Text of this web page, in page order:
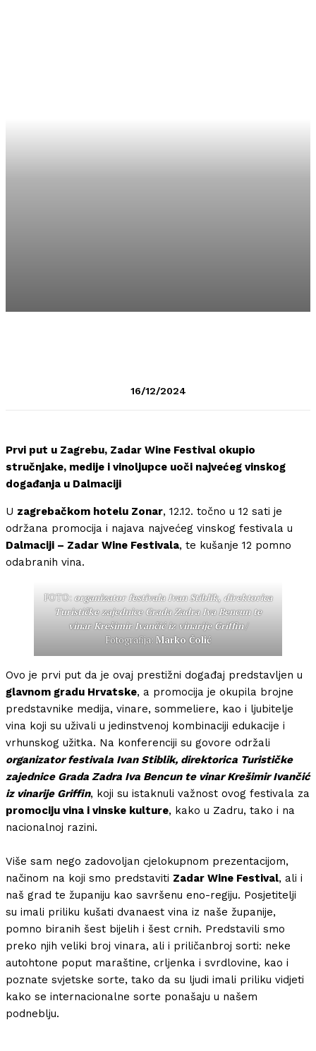
16/12/2024
Prvi put u Zagrebu, Zadar Wine Festival okupio
stručnjake, medije i vinoljupce uoči najvećeg vinskog
događanja u Dalmaciji
U zagrebačkom hotelu Zonar, 12.12. točno u 12 sati je
održana promocija i najava najvećeg vinskog festivala u
Dalmaciji – Zadar Wine Festivala, te kušanje 12 pomno
odabranih vina.
FOTO:organizator festivala Ivan Stiblik, direktorica
Turističke zajednice Grada Zadra Iva Bencun te
vinar Krešimir Ivančić iz vinarije Griffin/
Fotografija:Marko Čolić
Ovo je prvi put da je ovaj prestižni događaj predstavljen u
glavnom gradu Hrvatske, a promocija je okupila brojne
predstavnike medija, vinare, sommeliere, kao i ljubitelje
vina koji su uživali u jedinstvenoj kombinaciji edukacije i
vrhunskog užitka. Na konferenciji su govore održali
organizator festivala Ivan Stiblik, direktorica Turističke
zajednice Grada Zadra Iva Bencun te vinar Krešimir Ivančić
iz vinarije Griffin, koji su istaknuli važnost ovog festivala za
promociju vina i vinske kulture, kako u Zadru, tako i na
nacionalnoj razini.
Više sam nego zadovoljan cjelokupnom prezentacijom,
načinom na koji smo predstaviti Zadar Wine Festival, ali i
naš grad te županiju kao savršenu eno-regiju. Posjetitelji
su imali priliku kušati dvanaest vina iz naše županije,
pomno biranih šest bijelih i šest crnih. Predstavili smo
preko njih veliki broj vinara, ali i priličanbroj sorti: neke
autohtone poput maraštine, crljenka i svrdlovine, kao i
poznate svjetske sorte, tako da su ljudi imali priliku vidjeti
kako se internacionalne sorte ponašaju u našem
podneblju.